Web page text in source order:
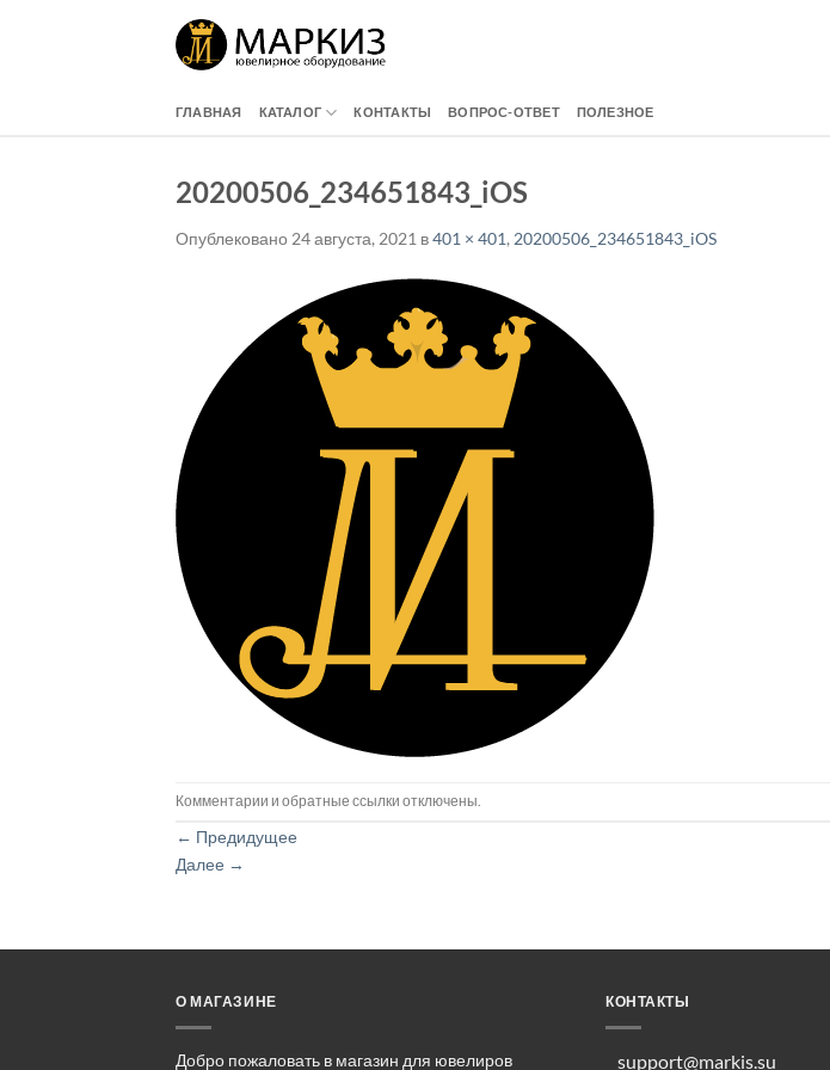
ГЛАВНАЯ КАТАЛОГ КОНТАКТЫ ВОПРОС-ОТВЕТ ПОЛЕЗНОЕ
20200506_234651843_iOS
Опублековано 24 августа, 2021 в401 × 401, 20200506_234651843_iOS
Комментарии и обратные ссылки отключены.
← Предидущее
Далее →
О МАГАЗИНЕ
Добро пожаловать в магазин для ювелиров
КОНТАКТЫ
support@markis.su